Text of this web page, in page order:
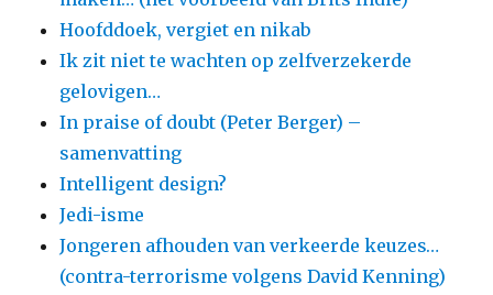
Hoofddoek, vergiet en nikab
Ik zit niet te wachten op zelfverzekerde
gelovigen…
In praise of doubt (Peter Berger) –
samenvatting
Intelligent design?
Jedi-isme
Jongeren afhouden van verkeerde keuzes…
(contra-terrorisme volgens David Kenning)